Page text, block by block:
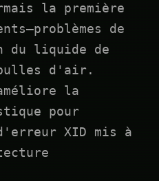
la première
de
du liquide de
d'air.
améliore la
pour
d'erreur XID mis à